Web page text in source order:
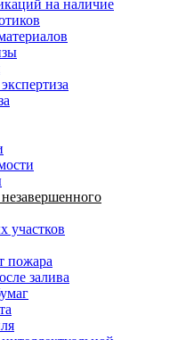
на наличие
участков
пожара
залива